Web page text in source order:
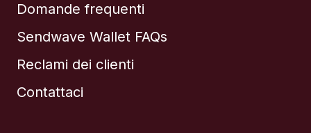
Domande frequenti
Sendwave Wallet FAQs
Reclami dei clienti
Contattaci
Brasile